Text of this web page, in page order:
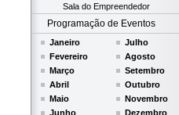
Sala do Empreendedor
Programação de Eventos
Janeiro
Fevereiro
Março
Abril
Maio
Junho
Julho
Agosto
Setembro
Outubro
Novembro
Dezembro